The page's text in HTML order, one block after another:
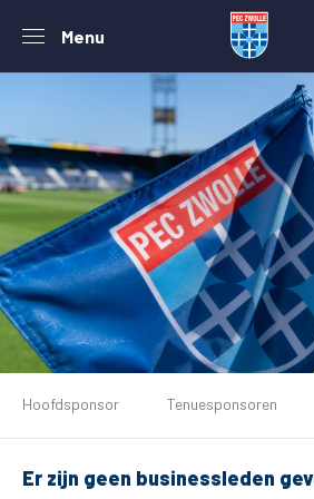
Menu
Tickets
Matchdays
Hoofdsponsor Tenuesponsoren
Er zijn geen businessleden